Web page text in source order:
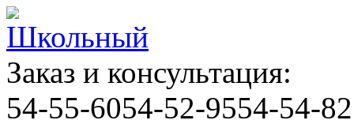
Заказ и консультация:
54-55-6054-52-9554-54-82